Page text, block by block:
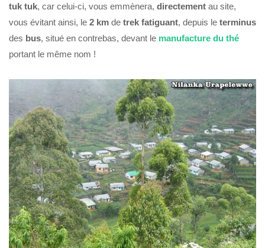
tuk tuk, car celui-ci, vous emmènera, directement au site,
vous évitant ainsi, le 2 km de trek fatiguant, depuis le terminus
des bus, situé en contrebas, devant le manufacture du thé
portant le même nom !